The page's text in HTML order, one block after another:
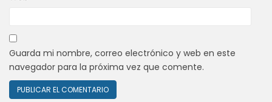
Guarda mi nombre, correo electrónico y web en este
navegador para la próxima vez que comente.